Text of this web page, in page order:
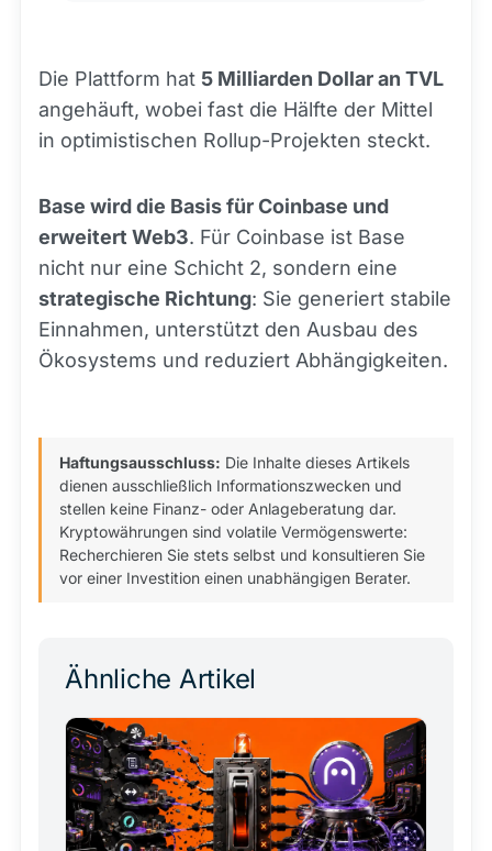
Die Plattform hat 5 Milliarden Dollar an TVL
angehäuft, wobei fast die Hälfte der Mittel
in optimistischen Rollup-Projekten steckt.
Base wird die Basis für Coinbase und
erweitert Web3. Für Coinbase ist Base
nicht nur eine Schicht 2, sondern eine
strategische Richtung: Sie generiert stabile
Einnahmen, unterstützt den Ausbau des
Ökosystems und reduziert Abhängigkeiten.
Haftungsausschluss: Die Inhalte dieses Artikels
dienen ausschließlich Informationszwecken und
stellen keine Finanz- oder Anlageberatung dar.
Kryptowährungen sind volatile Vermögenswerte:
Recherchieren Sie stets selbst und konsultieren Sie
vor einer Investition einen unabhängigen Berater.
Ähnliche Artikel